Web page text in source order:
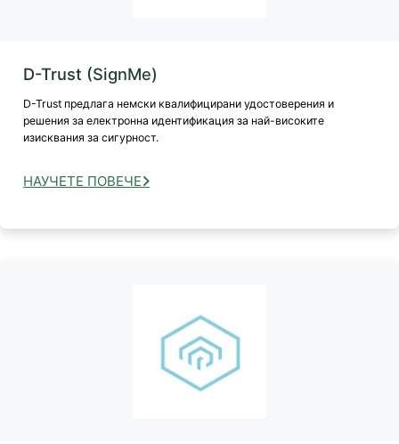
D-Trust (SignMe)
D-Trust предлага немски квалифицирани удостоверения и
решения за електронна идентификация за най-високите
изисквания за сигурност.
НАУЧЕТЕ ПОВЕЧЕ